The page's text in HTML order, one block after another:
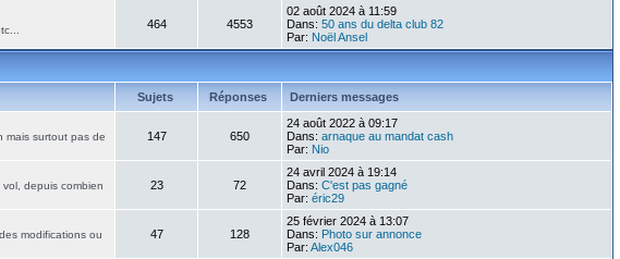
464 4553
02 août 2024 à 11:59
Dans: 50 ans du delta club 82
Par: Noël Ansel
Sujets Réponses Derniers messages
mais surtout pas de
147 650
24 août 2022 à 09:17
Dans: arnaque au mandat cash
Par: Nio
depuis combien
23 72
24 avril 2024 à 19:14
Dans: C'est pas gagné
Par: éric29
modifications ou
47 128
25 février 2024 à 13:07
Dans: Photo sur annonce
Par: Alex046